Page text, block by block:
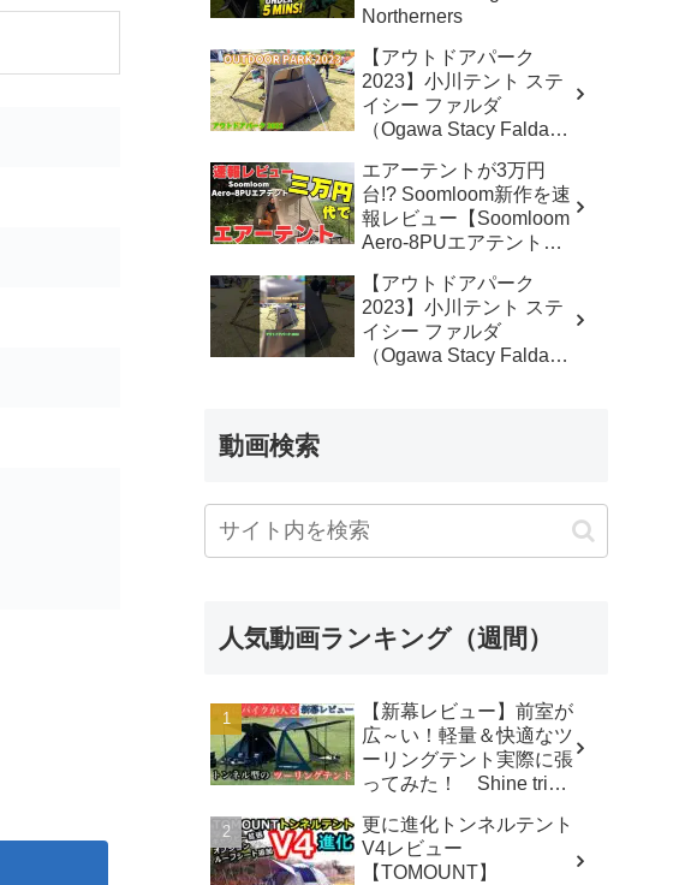
Northerners
【アウトドアパーク
2023】小川テント ステ
イシー ファルダ
（Ogawa Stacy Falda）
akoakoa
エアーテントが3万円
台!? Soomloom新作を速
報レビュー【Soomloom
Aero-8PUエアテント】
ロキャンプで焚き火とラ
ンタン】
【アウトドアパーク
2023】小川テント ステ
イシー ファルダ
（Ogawa Stacy Falda）
動画検索
人気動画ランキング（週間）
【新幕レビュー】前室が
広～い！軽量＆快適なツ
ーリングテント実際に張
ってみた！ Shine trip
な気分
更に進化トンネルテント
V4レビュー
【TOMOUNT】